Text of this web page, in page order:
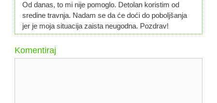
Od danas, to mi nije pomoglo. Detolan koristim od
sredine travnja. Nadam se da će doći do poboljšanja
jer je moja situacija zaista neugodna. Pozdrav!
Komentiraj